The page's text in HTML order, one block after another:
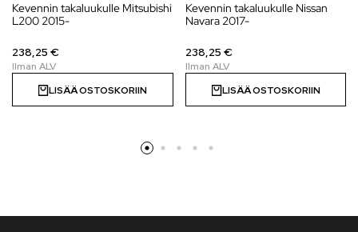
Kevennin takaluukulle Mitsubishi
L200 2015-
238,25 €
LISÄÄ OSTOSKORIIN
Kevennin takaluukulle Nissan
Navara 2017-
238,25 €
LISÄÄ OSTOSKORIIN